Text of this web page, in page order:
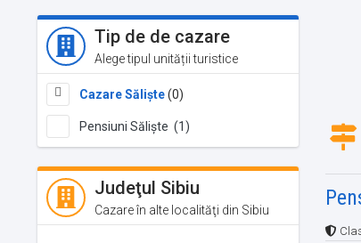
Tip de de cazare
Alege tipul unității turistice
Cazare Săliște(0)
Pensiuni Săliște (1)
Judeţul Sibiu
Cazare în alte localităţi din Sibiu